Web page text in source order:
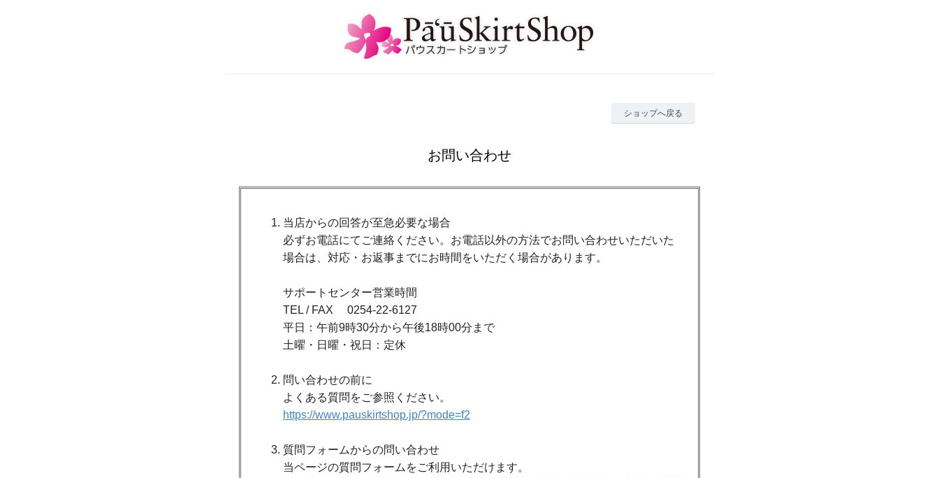
ショップへ戻る
お問い合わせ
当店からの回答が至急必要な場合
必ずお電話にてご連絡ください。お電話以外の方法でお問い合わせいただいた
場合は、対応・お返事までにお時間をいただく場合があります。
サポートセンター営業時間
TEL / FAX 0254-22-6127
平日：午前9時30分から午後18時00分まで
土曜・日曜・祝日：定休
問い合わせの前に
よくある質問をご参照ください。
https://www.pauskirtshop.jp/?mode=f2
質問フォームからの問い合わせ
当ページの質問フォームをご利用いただけます。